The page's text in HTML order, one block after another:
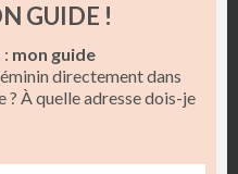
GUIDE !
: mon guide
directement dans
À quelle adresse dois-je